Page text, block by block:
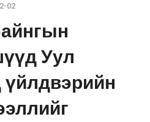
02
Уул
үйлдвэрийн